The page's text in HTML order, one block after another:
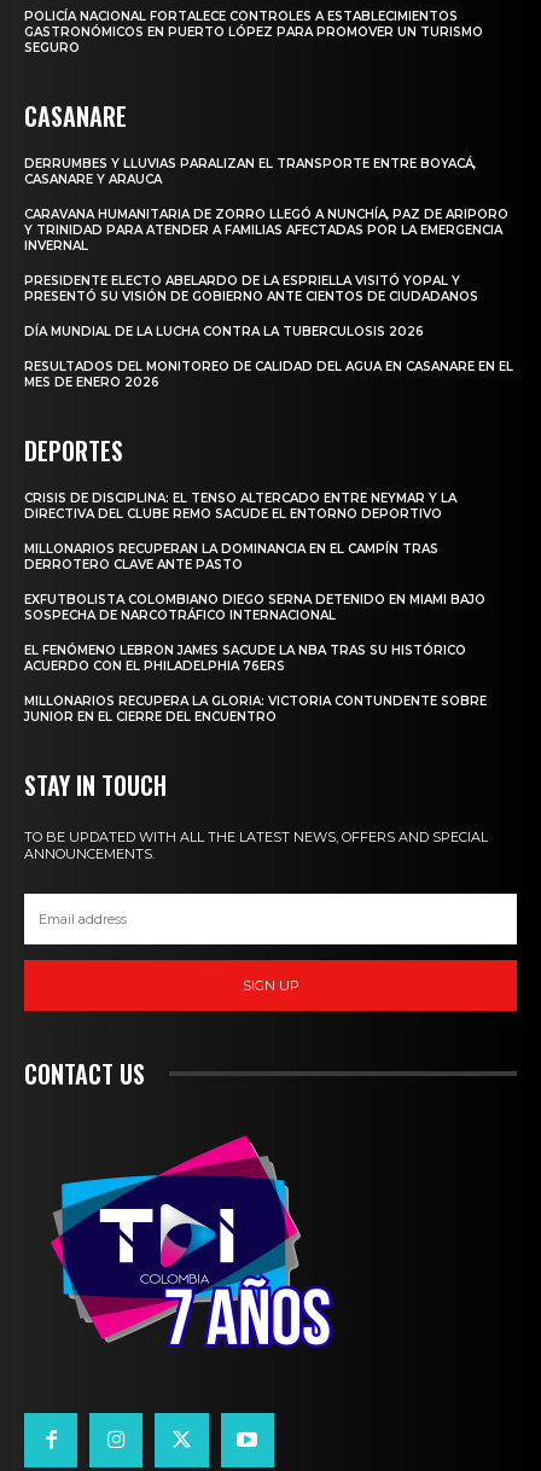
POLICÍA NACIONAL FORTALECE CONTROLES A ESTABLECIMIENTOS
GASTRONÓMICOS EN PUERTO LÓPEZ PARA PROMOVER UN TURISMO
SEGURO
CASANARE
DERRUMBES Y LLUVIAS PARALIZAN EL TRANSPORTE ENTRE BOYACÁ,
CASANARE Y ARAUCA
CARAVANA HUMANITARIA DE ZORRO LLEGÓ A NUNCHÍA, PAZ DE ARIPORO
Y TRINIDAD PARA ATENDER A FAMILIAS AFECTADAS POR LA EMERGENCIA
INVERNAL
PRESIDENTE ELECTO ABELARDO DE LA ESPRIELLA VISITÓ YOPAL Y
PRESENTÓ SU VISIÓN DE GOBIERNO ANTE CIENTOS DE CIUDADANOS
DÍA MUNDIAL DE LA LUCHA CONTRA LA TUBERCULOSIS 2026
RESULTADOS DEL MONITOREO DE CALIDAD DEL AGUA EN CASANARE EN EL
MES DE ENERO 2026
DEPORTES
CRISIS DE DISCIPLINA: EL TENSO ALTERCADO ENTRE NEYMAR Y LA
DIRECTIVA DEL CLUBE REMO SACUDE EL ENTORNO DEPORTIVO
MILLONARIOS RECUPERAN LA DOMINANCIA EN EL CAMPÍN TRAS
DERROTERO CLAVE ANTE PASTO
EXFUTBOLISTA COLOMBIANO DIEGO SERNA DETENIDO EN MIAMI BAJO
SOSPECHA DE NARCOTRÁFICO INTERNACIONAL
EL FENÓMENO LEBRON JAMES SACUDE LA NBA TRAS SU HISTÓRICO
ACUERDO CON EL PHILADELPHIA 76ERS
MILLONARIOS RECUPERA LA GLORIA: VICTORIA CONTUNDENTE SOBRE
JUNIOR EN EL CIERRE DEL ENCUENTRO
STAY IN TOUCH
TO BE UPDATED WITH ALL THE LATEST NEWS, OFFERS AND SPECIAL
ANNOUNCEMENTS.
SIGN UP
CONTACT US